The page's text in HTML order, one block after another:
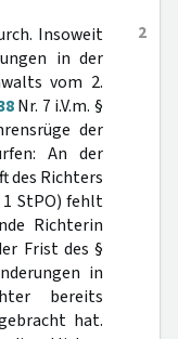
2
Insoweit
in der
vom 2.
Nr. 7 i.V.m. §
der
An der
des Richters
StPO) fehlt
Richterin
Frist des §
in
bereits
hat.